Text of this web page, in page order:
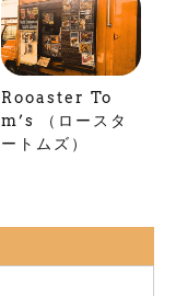
Rooaster To
m’s （ロースタ
ートムズ）